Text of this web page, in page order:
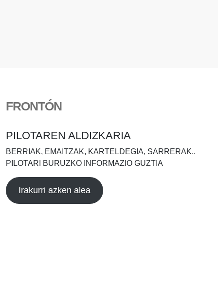
FRONTÓN
PILOTAREN ALDIZKARIA
BERRIAK, EMAITZAK, KARTELDEGIA, SARRERAK..
PILOTARI BURUZKO INFORMAZIO GUZTIA
Irakurri azken alea